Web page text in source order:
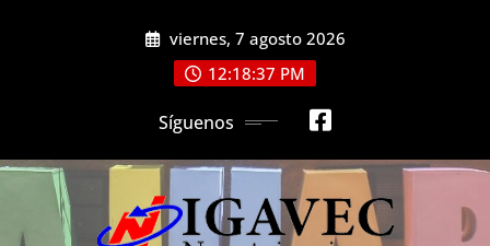
viernes, 7 agosto 2026
12:18:39 PM
Síguenos